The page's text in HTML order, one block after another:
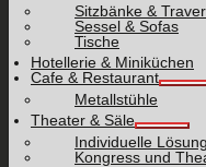
Sitzbänke &
Sessel & Sofas
Tische
Hotellerie & Miniküchen
Cafe & Restaurant
Metallstühle
Theater & Säle
Individuelle
Kongress und